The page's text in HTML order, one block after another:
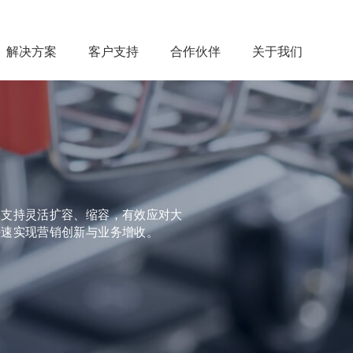
解决方案 客户支持 合作伙伴 关于我们
持灵活扩容、缩容，有效应对大
实现营销创新与业务增收。